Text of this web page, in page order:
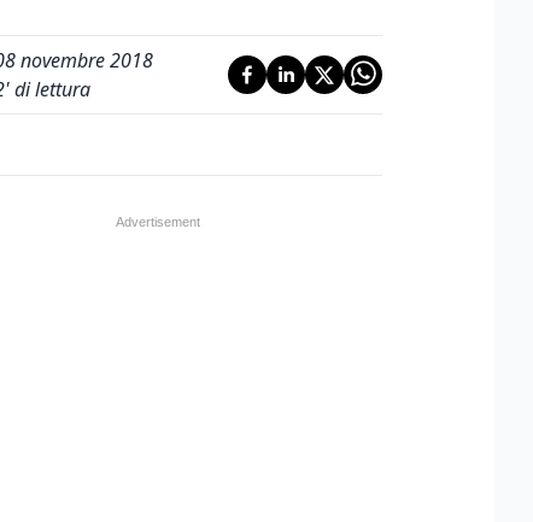
novembre 2018
' di lettura